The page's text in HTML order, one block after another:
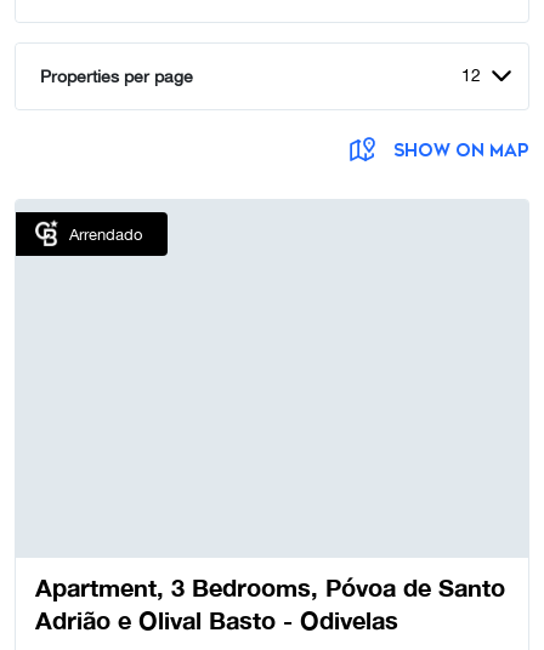
Properties per page 12
SHOW ON MAP
Arrendado
Apartment, 3 Bedrooms, Póvoa de Santo
Adrião e Olival Basto - Odivelas